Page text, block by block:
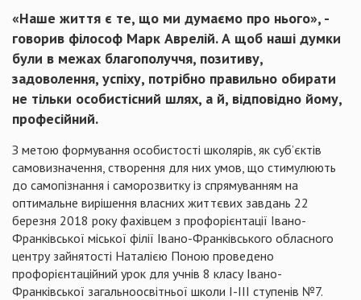
«Наше життя є те, що ми думаємо про нього», -
говорив філософ Марк Аврелій. А щоб наші думки
були в межах благополуччя, позитиву,
задоволення, успіху, потрібно правильно обирати
не тільки особистісний шлях, а й, відповідно йому,
професійний.
З метою формування особистості школярів, як суб’єктів
самовизначення, створення для них умов, що стимулюють
до самопізнання і саморозвитку із спрямуванням на
оптимальне вирішення власних життєвих завдань 22
березня 2018 року фахівцем з профорієнтації Івано-
Франківської міської філії Івано-Франківського обласного
центру зайнятості Наталією Поною проведено
профорієнтаційний урок для учнів 8 класу Івано-
Франківської загальноосвітньої школи I-III ступенів №7.